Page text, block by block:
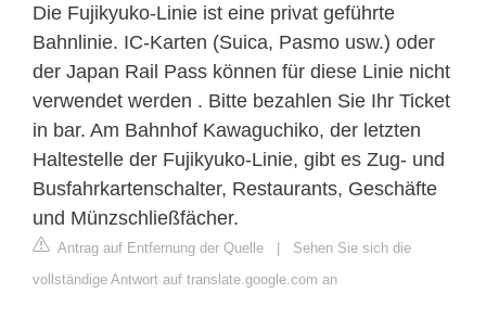
Die Fujikyuko-Linie ist eine privat geführte
Bahnlinie. IC-Karten (Suica, Pasmo usw.) oder
der Japan Rail Pass können für diese Linie nicht
verwendet werden . Bitte bezahlen Sie Ihr Ticket
in bar. Am Bahnhof Kawaguchiko, der letzten
Haltestelle der Fujikyuko-Linie, gibt es Zug- und
Busfahrkartenschalter, Restaurants, Geschäfte
und Münzschließfächer.
Antrag auf Entfernung der Quelle | Sehen Sie sich die
vollständige Antwort auf translate.google.com an